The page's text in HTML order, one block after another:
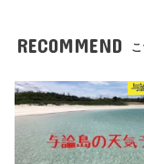
RECOMMEND
与